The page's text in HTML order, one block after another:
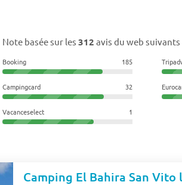
Note basée sur les 312 avis du web suivants
Booking 185
Campingcard 32
Vacanceselect 1
Camping El Bahira San Vito